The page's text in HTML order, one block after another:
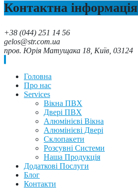
Контактна інформація
+38 (044) 251 14 56
gelos@str.com.ua
пров. Юрія Матущака 18, Київ, 03124
Головна
Про нас
Services
Вікна ПВХ
Двері ПВХ
Алюмінієві Вікна
Алюмінієві Двері
Склопакети
Розсувні Системи
Наша Продукція
Додаткові Послуги
Блог
Контакти